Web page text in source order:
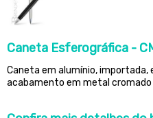
Caneta Esferográfica -
Caneta em alumínio, importada,
acabamento em metal cromado